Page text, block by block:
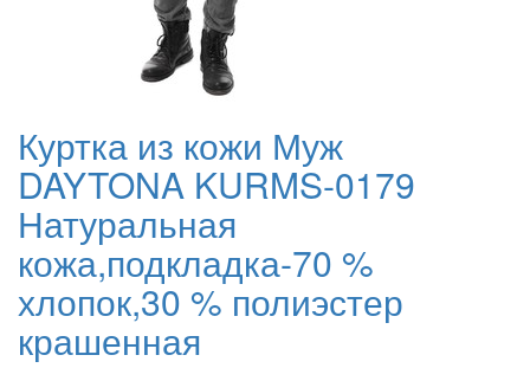
Куртка из кожи Муж
DAYTONA KURMS-0179
Натуральная
кожа,подкладка-70 %
хлопок,30 % полиэстер
крашенная